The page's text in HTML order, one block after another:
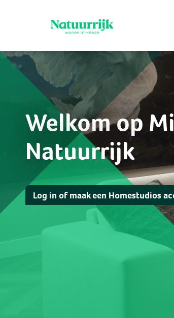
Welkom op
Natuurrijk
Log in of maak een Homestudios